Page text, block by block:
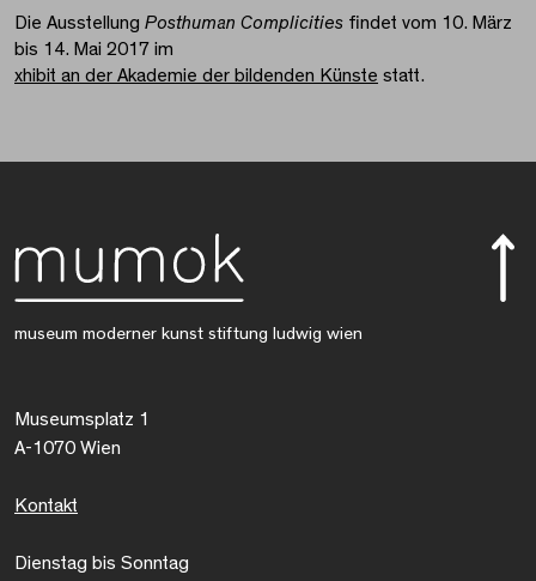
Die Ausstellung Posthuman Complicities findet vom 10. März
bis 14. Mai 2017 im
xhibit an der Akademie der bildenden Künste statt.
museum moderner kunst stiftung ludwig wien
Museumsplatz 1
A-1070 Wien
Kontakt
Dienstag bis Sonntag